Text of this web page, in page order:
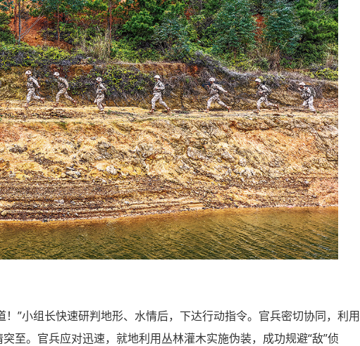
”小组长快速研判地形、水情后，下达行动指令。官兵密切协同，利用
至。官兵应对迅速，就地利用丛林灌木实施伪装，成功规避“敌”侦